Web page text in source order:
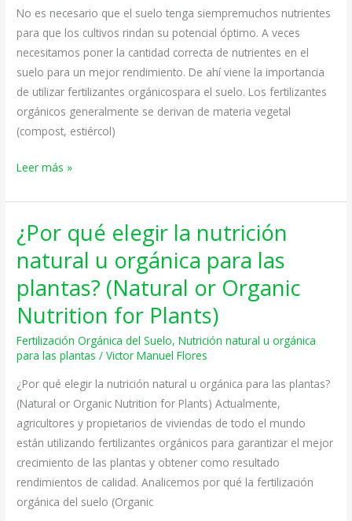
No es necesario que el suelo tenga siempremuchos nutrientes
para que los cultivos rindan su potencial óptimo. A veces
necesitamos poner la cantidad correcta de nutrientes en el
suelo para un mejor rendimiento. De ahí viene la importancia
de utilizar fertilizantes orgánicospara el suelo. Los fertilizantes
orgánicos generalmente se derivan de materia vegetal
(compost, estiércol)
el
Suelo
y
sus
Propiedades
Leer más »
¿Por qué elegir la nutrición
natural u orgánica para las
plantas? (Natural or Organic
Nutrition for Plants)
Fertilización Orgánica del Suelo,Nutrición natural u orgánica
para las plantas /Victor Manuel Flores
¿Por qué elegir la nutrición natural u orgánica para las plantas?
(Natural or Organic Nutrition for Plants) Actualmente,
agricultores y propietarios de viviendas de todo el mundo
están utilizando fertilizantes orgánicos para garantizar el mejor
crecimiento de las plantas y obtener como resultado
rendimientos de calidad. Analicemos por qué la fertilización
orgánica del suelo (Organic
¿Por
qué
elegir
la
nutrición
natural
u
orgánica
para
las
plantas?
(Natural
or
Organic
Nutrition